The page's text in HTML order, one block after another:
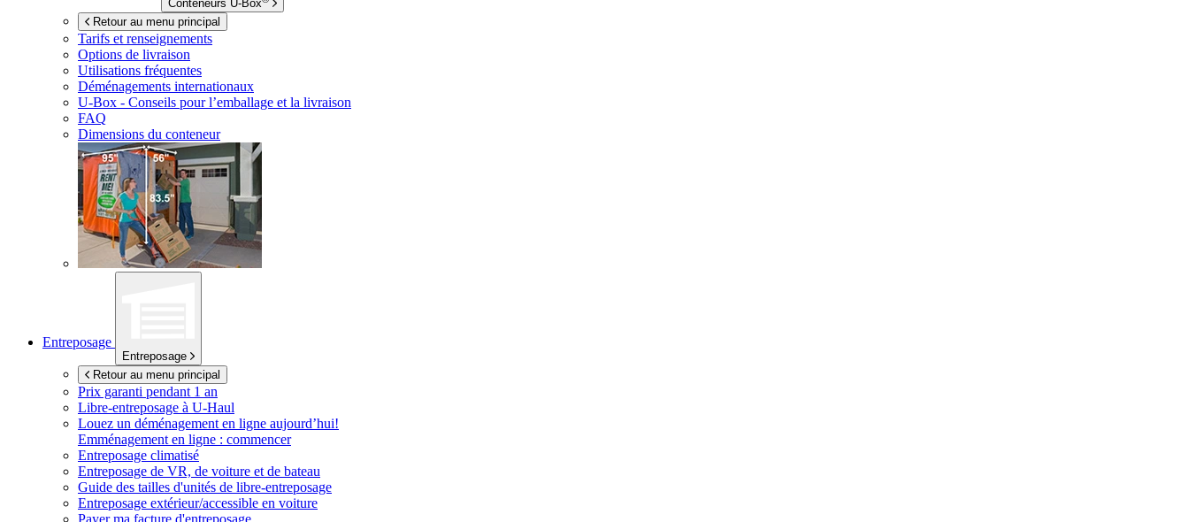
Conteneurs U-Box
Retour au menu principal
Tarifs et renseignements
Options de livraison
Utilisations fréquentes
Déménagements internationaux
U-Box - Conseils pour l’emballage et la livraison
FAQ
Dimensions du conteneur
Entreposage
Entreposage
Retour au menu principal
Prix garanti pendant 1 an
Libre-entreposage à U-Haul
Louez un déménagement en ligne aujourd’hui!
Emménagement en ligne : commencer
Entreposage climatisé
Entreposage de VR, de voiture et de bateau
Guide des tailles d'unités de libre-entreposage
Entreposage extérieur/accessible en voiture
Payer ma facture d'entreposage